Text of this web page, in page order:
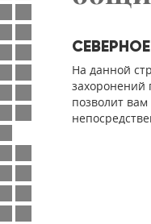
На данной
захоронений
позволит